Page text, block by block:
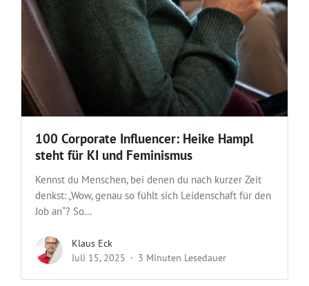
100 Corporate Influencer: Heike Hampl
steht für KI und Feminismus
Kennst du Menschen, bei denen du nach kurzer Zeit
denkst: „Wow, genau so fühlt sich Leidenschaft für den
Job an“? So...
Klaus Eck
Juli 15, 2025
3 Minuten Lesedauer